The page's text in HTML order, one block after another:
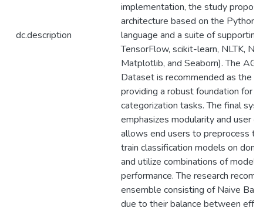
dc.description
implementation, the study
architecture based on the Python
language and a suite of supporting
TensorFlow, scikit-learn, NLTK,
Matplotlib, and Seaborn). The AG
Dataset is recommended as the
providing a robust foundation for
categorization tasks. The final
emphasizes modularity and user
allows end users to preprocess
train classification models on
and utilize combinations of
performance. The research
ensemble consisting of Naive
due to their balance between